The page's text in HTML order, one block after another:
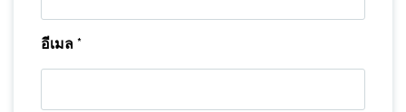
อีเมล *